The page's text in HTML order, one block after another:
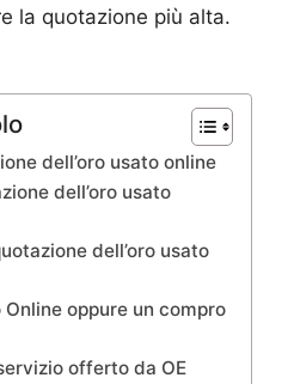
la quotazione più alta.
dell’oro usato online
dell’oro usato
dell’oro usato
Online oppure un compro
offerto da OE